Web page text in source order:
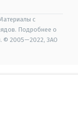
с
Подробнее о
© 2005—2022, ЗАО